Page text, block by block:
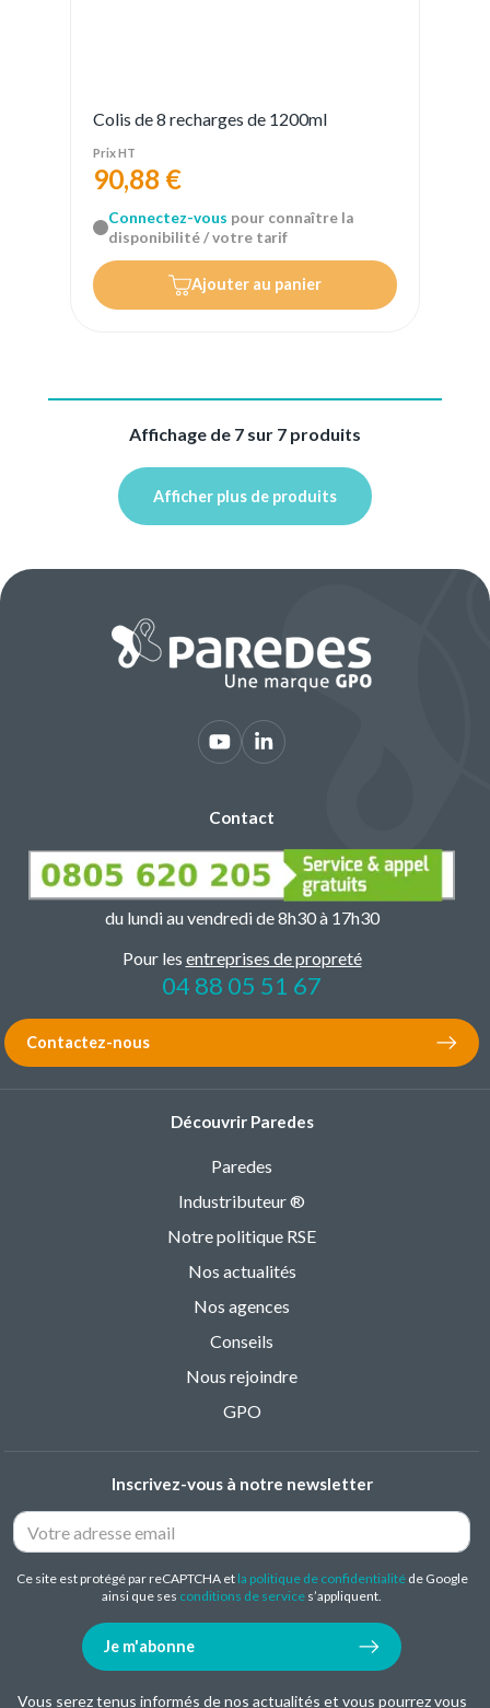
Colis de 8 recharges de 1200ml
Prix HT
90,88 €
Connectez-vous pour connaître la
disponibilité / votre tarif
Ajouter au panier
Affichage de 7 sur 7 produits
Afficher plus de produits
Contact
du lundi au vendredi de 8h30 à 17h30
Pour les entreprises de propreté
04 88 05 51 67
Contactez-nous
Découvrir Paredes
Paredes
Industributeur ®
Notre politique RSE
Nos actualités
Nos agences
Conseils
Nous rejoindre
GPO
Inscrivez-vous à notre newsletter
Ce site est protégé par reCAPTCHA et la politique de confidentialitéde Google
ainsi que ses conditions de service s’appliquent.
Je m'abonne
Vous serez tenus informés de nos actualités et vous pourrez vous